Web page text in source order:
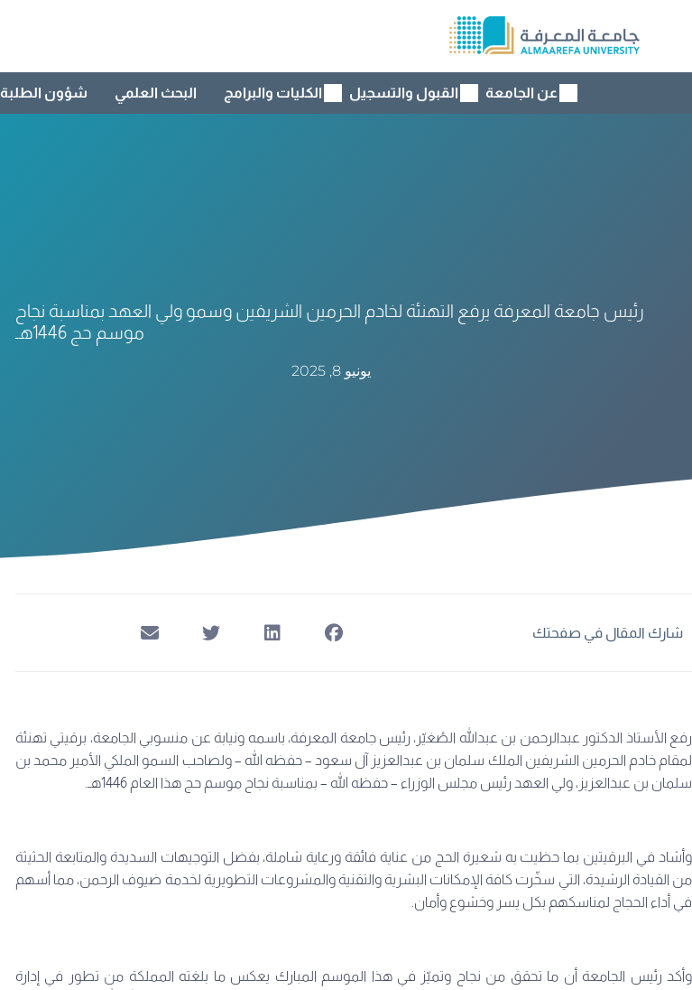
عن الجامعة القبول والتسجيل الكليات والبرامج البحث العلمي شؤون الطلبة
رئيس جامعة المعرفة يرفع التهنئة لخادم الحرمين الشريفين وسمو ولي العهد بمناسبة نجاح
موسم حج 1446هـ
يونيو 8, 2025
شارك المقال في صفحتك
رفع الأستاذ الدكتور عبدالرحمن بن عبدالله الصُغيّر، رئيس جامعة المعرفة، باسمه ونيابة عن منسوبي الجامعة، برقيتي تهنئة
لمقام خادم الحرمين الشريفين الملك سلمان بن عبدالعزيز آل سعود – حفظه الله – ولصاحب السمو الملكي الأمير محمد بن
سلمان بن عبدالعزيز، ولي العهد رئيس مجلس الوزراء – حفظه الله – بمناسبة نجاح موسم حج هذا العام 1446هـ.
وأشاد في البرقيتين بما حظيت به شعيرة الحج من عناية فائقة ورعاية شاملة، بفضل التوجيهات السديدة والمتابعة الحثيثة
من القيادة الرشيدة، التي سخّرت كافة الإمكانات البشرية والتقنية والمشروعات التطويرية لخدمة ضيوف الرحمن، مما أسهم
في أداء الحجاج لمناسكهم بكل يسر وخشوع وأمان.
وأكد رئيس الجامعة أن ما تحقق من نجاح وتميّز في هذا الموسم المبارك يعكس ما بلغته المملكة من تطور في إدارة